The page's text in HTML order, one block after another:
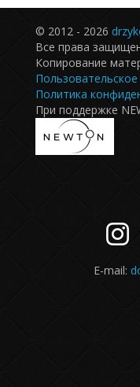
© 2012 - 2026
Все права
Копирование
Политика
При поддержке
E-mail: